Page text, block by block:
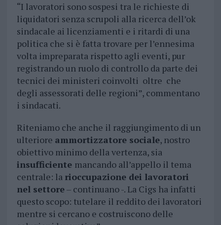
“I lavoratori sono sospesi tra le richieste di
liquidatori senza scrupoli alla ricerca dell’ok
sindacale ai licenziamenti e i ritardi di una
politica che si è fatta trovare per l’ennesima
volta impreparata rispetto agli eventi, pur
registrando un ruolo di controllo da parte dei
tecnici dei ministeri coinvolti oltre che
degli assessorati delle regioni”, commentano
i sindacati.
Riteniamo che anche il raggiungimento di un
ulteriore ammortizzatore sociale, nostro
obiettivo minimo della vertenza, sia
insufficiente mancando all’appello il tema
centrale: la rioccupazione dei lavoratori
nel settore– continuano -. La Cigs ha infatti
questo scopo: tutelare il reddito dei lavoratori
mentre si cercano e costruiscono delle